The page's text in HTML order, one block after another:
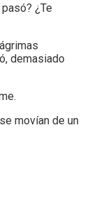
¿Te
demasiado
movían de un